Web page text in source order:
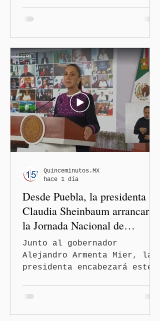
es investigado por la
Fiscalía General del Estado
(FGE) para determinar las
causas del fallecimiento.
Desde Puebla, la presidenta
Claudia Sheinbaum arrancará
la Jornada Nacional de
Reforestación
Junto al gobernador
Alejandro Armenta Mier, la
presidenta encabezará este
de México.-Puebla será el
Quinceminutos.MX
hace 1 día